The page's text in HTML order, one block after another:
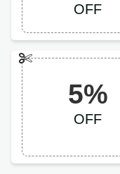
OFF
5%
OFF